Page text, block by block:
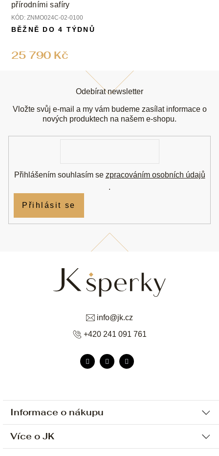
přírodními safíry
KÓD: ZNMO024C-02-0100
25 790 Kč
BĚŽNĚ DO 4 TÝDNŮ
Informace o nákupu
Ochrana osobních údajů
Více o JK
info@jk.cz
+420 241 091 761
Odebírat newsletter
Vložte svůj e-mail a my vám budeme zasílat informace o
nových produktech na našem e-shopu.
Přihlášením souhlasím se zpracováním osobních údajů
.
Přihlásit se